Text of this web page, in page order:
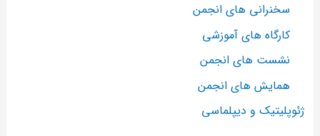
سخنرانی های انجمن
کارگاه های آموزشی
نشست های انجمن
همایش های انجمن
ژئوپلیتیک و دیپلماسی